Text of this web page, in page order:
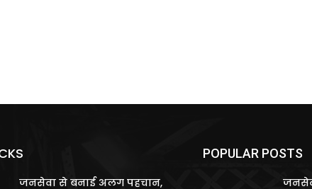
जनसेवा से बनाई अलग पहचान,
POPULAR POSTS